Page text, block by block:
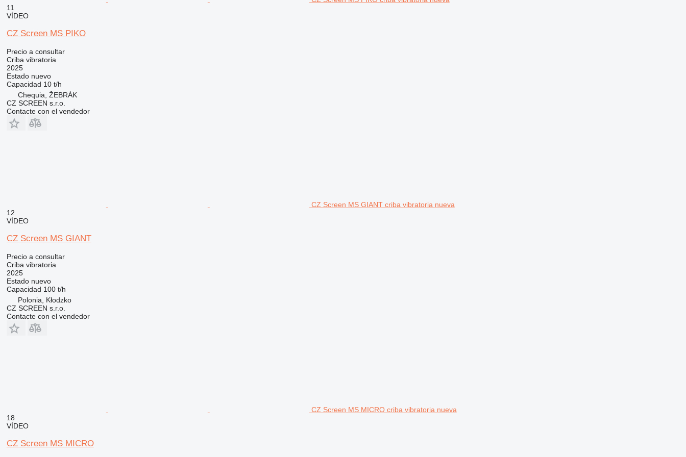
11
VÍDEO
CZ Screen MS PIKO
Precio a consultar
Criba vibratoria
2025
Estadonuevo
Capacidad 10 t/h
Chequia, ŽEBRÁK
CZ SCREEN s.r.o.
Contacte con el vendedor
CZ Screen MS GIANT criba vibratoria nueva
12
VÍDEO
CZ Screen MS GIANT
Precio a consultar
Criba vibratoria
2025
Estadonuevo
Capacidad 100 t/h
Polonia, Kłodzko
CZ SCREEN s.r.o.
Contacte con el vendedor
CZ Screen MS MICRO criba vibratoria nueva
18
VÍDEO
CZ Screen MS MICRO